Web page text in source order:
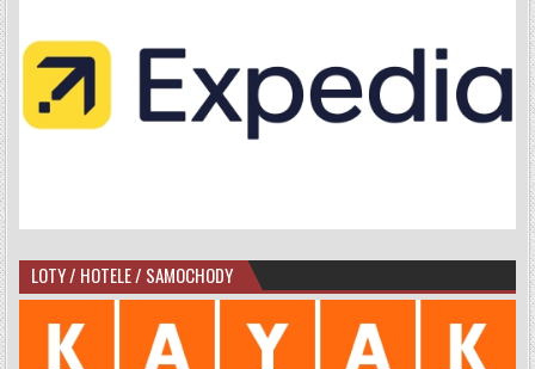
LOTY / HOTELE / SAMOCHODY